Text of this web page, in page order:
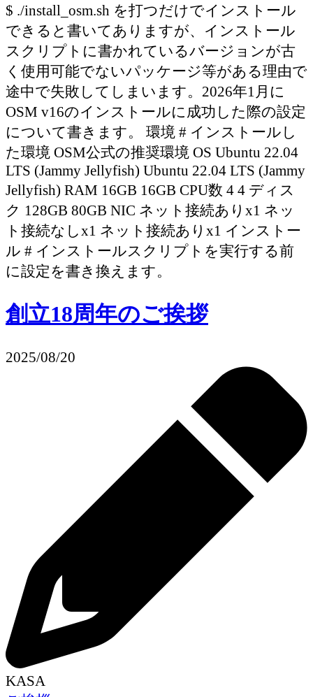
$ ./install_osm.sh を打つだけでインストール
できると書いてありますが、インストール
スクリプトに書かれているバージョンが古
く使用可能でないパッケージ等がある理由で
途中で失敗してしまいます。2026年1月に
OSM v16のインストールに成功した際の設定
について書きます。 環境 # インストールし
た環境 OSM公式の推奨環境 OS Ubuntu 22.04
LTS (Jammy Jellyfish) Ubuntu 22.04 LTS (Jammy
Jellyfish) RAM 16GB 16GB CPU数 4 4 ディス
ク 128GB 80GB NIC ネット接続ありx1 ネッ
ト接続なしx1 ネット接続ありx1 インストー
ル # インストールスクリプトを実行する前
に設定を書き換えます。
創立18周年のご挨拶
2025/08/20
KASA